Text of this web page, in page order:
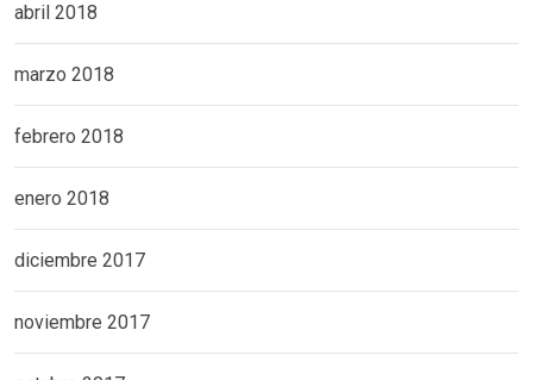
abril 2018
marzo 2018
febrero 2018
enero 2018
diciembre 2017
noviembre 2017